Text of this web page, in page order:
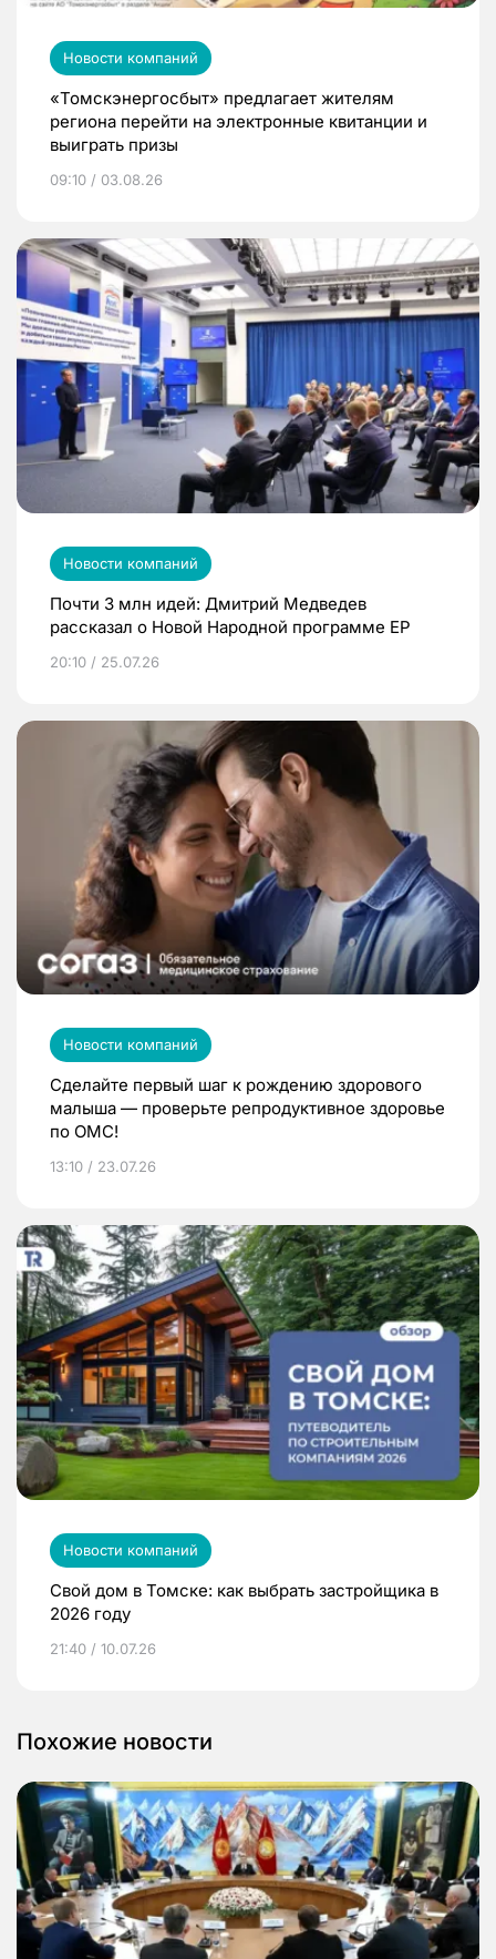
Новости компаний
«Томскэнергосбыт» предлагает жителям
региона перейти на электронные квитанции и
выиграть призы
09:10 / 03.08.26
Новости компаний
Почти 3 млн идей: Дмитрий Медведев
рассказал о Новой Народной программе ЕР
20:10 / 25.07.26
Новости компаний
Сделайте первый шаг к рождению здорового
малыша — проверьте репродуктивное здоровье
по ОМС!
13:10 / 23.07.26
Новости компаний
Свой дом в Томске: как выбрать застройщика в
2026 году
21:40 / 10.07.26
Похожие новости